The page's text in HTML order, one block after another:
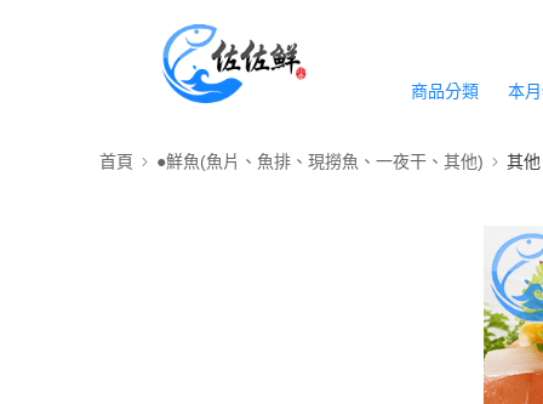
商品分類 本
首頁 ●鮮魚(魚片、魚排、現撈魚、一夜干、其他) 其他